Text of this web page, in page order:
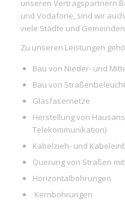
unseren Vertragspartnern
und Vodafone, sind wir
viele Städte und
Zu unseren Leistungen
Bau von Nieder- und
Bau von
Glasfasernetze
Herstellung von
Telekommunikation)
Kabelzieh- und
Querung von Straßen
Horizontalbohrungen
Kernbohrungen